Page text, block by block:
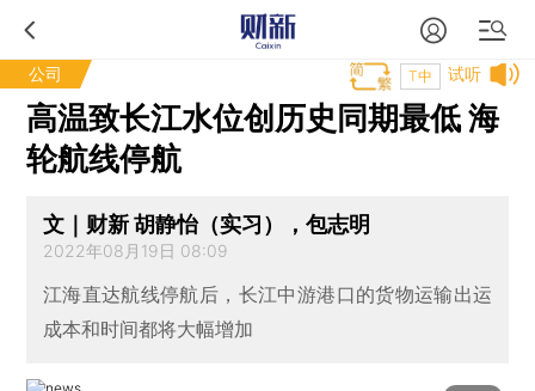
公司 试听
T中
高温致长江水位创历史同期最低 海
轮航线停航
文｜财新 胡静怡（实习），包志明
2022年08月19日 08:09
江海直达航线停航后，长江中游港口的货物运输出运
成本和时间都将大幅增加